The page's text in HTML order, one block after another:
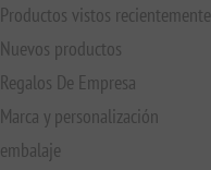
Productos vistos recientemente
Nuevos productos
Regalos De Empresa
Marca y personalización
embalaje